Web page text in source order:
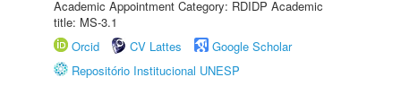
Academic Appointment Category: RDIDP Academic
title: MS-3.1
Orcid
CV Lattes
Google Scholar
Repositório Institucional UNESP